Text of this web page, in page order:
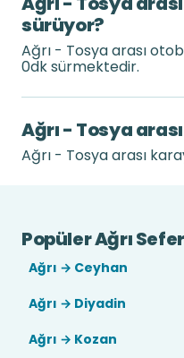
sürüyor?
Ağrı - Tosya arası
0dk sürmektedir.
Ağrı - Tosya
Ağrı - Tosya arası
Popüler Ağrı
Ağrı → Ceyhan
Ağrı → Diyadin
Ağrı → Kozan